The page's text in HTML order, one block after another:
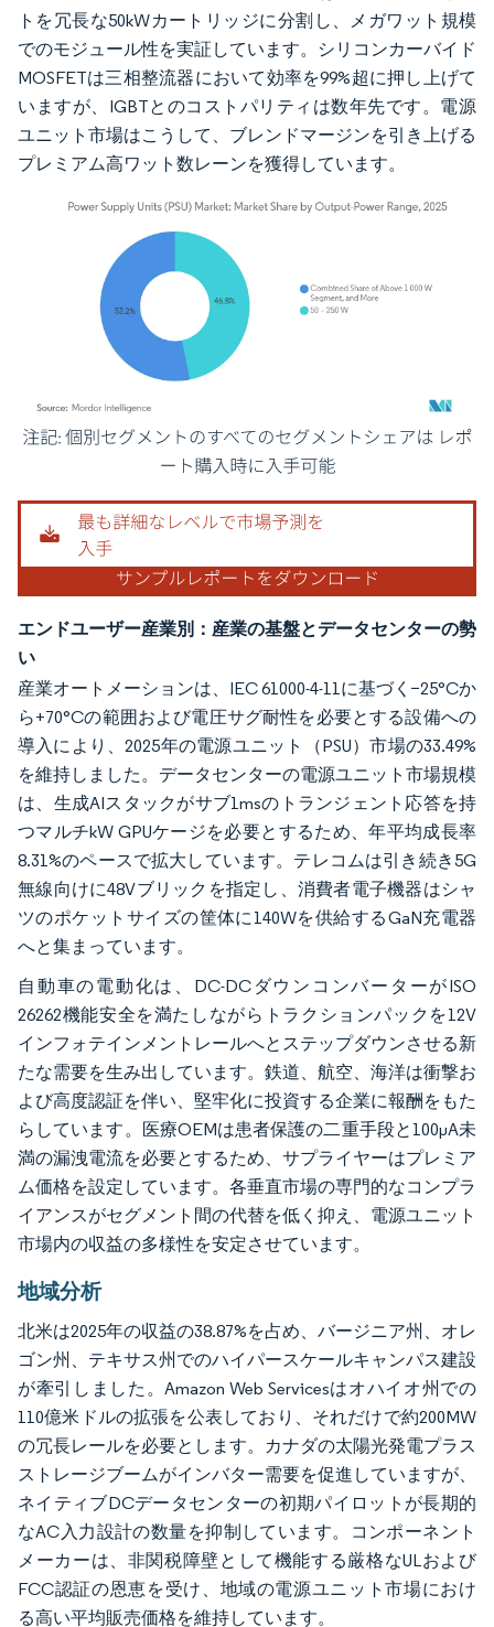
トを冗長な50kWカートリッジに分割し、メガワット規模
でのモジュール性を実証しています。シリコンカーバイド
MOSFETは三相整流器において効率を99%超に押し上げて
いますが、IGBTとのコストパリティは数年先です。電源
ユニット市場はこうして、ブレンドマージンを引き上げる
プレミアム高ワット数レーンを獲得しています。
画像 © Mordor Intelligence。再利用にはCC BY 4.0の表示が必要です。
エンドユーザー産業別：産業の基盤とデータセンターの勢
い
産業オートメーションは、IEC 61000-4-11に基づく−25°Cか
ら+70°Cの範囲および電圧サグ耐性を必要とする設備への
導入により、2025年の電源ユニット（PSU）市場の33.49%
を維持しました。データセンターの電源ユニット市場規模
は、生成AIスタックがサブ1msのトランジェント応答を持
つマルチkW GPUケージを必要とするため、年平均成長率
8.31%のペースで拡大しています。テレコムは引き続き5G
無線向けに48Vブリックを指定し、消費者電子機器はシャ
ツのポケットサイズの筐体に140Wを供給するGaN充電器
へと集まっています。
自動車の電動化は、DC-DCダウンコンバーターがISO
26262機能安全を満たしながらトラクションパックを12V
インフォテインメントレールへとステップダウンさせる新
たな需要を生み出しています。鉄道、航空、海洋は衝撃お
よび高度認証を伴い、堅牢化に投資する企業に報酬をもた
らしています。医療OEMは患者保護の二重手段と100µA未
満の漏洩電流を必要とするため、サプライヤーはプレミア
ム価格を設定しています。各垂直市場の専門的なコンプラ
イアンスがセグメント間の代替を低く抑え、電源ユニット
市場内の収益の多様性を安定させています。
地域分析
北米は2025年の収益の38.87%を占め、バージニア州、オレ
ゴン州、テキサス州でのハイパースケールキャンパス建設
が牽引しました。Amazon Web Servicesはオハイオ州での
110億米ドルの拡張を公表しており、それだけで約200MW
の冗長レールを必要とします。カナダの太陽光発電プラス
ストレージブームがインバター需要を促進していますが、
ネイティブDCデータセンターの初期パイロットが長期的
なAC入力設計の数量を抑制しています。コンポーネント
メーカーは、非関税障壁として機能する厳格なULおよび
FCC認証の恩恵を受け、地域の電源ユニット市場におけ
る高い平均販売価格を維持しています。